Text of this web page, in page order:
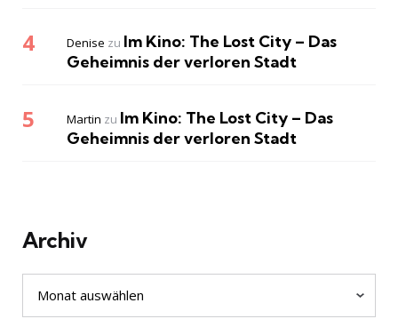
Denise zu Im Kino: The Lost City – Das
Geheimnis der verloren Stadt
Martin zu Im Kino: The Lost City – Das
Geheimnis der verloren Stadt
Archiv
Archiv